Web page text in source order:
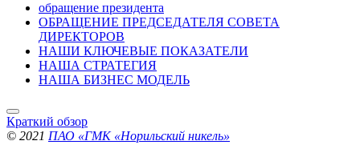
обращение президента
ОБРАЩЕНИЕ ПРЕДСЕДАТЕЛЯ СОВЕТА
ДИРЕКТОРОВ
НАШИ КЛЮЧЕВЫЕ ПОКАЗАТЕЛИ
НАША СТРАТЕГИЯ
НАША БИЗНЕС МОДЕЛЬ
Краткий обзор
© 2021 ПАО «ГМК «Норильский никель»